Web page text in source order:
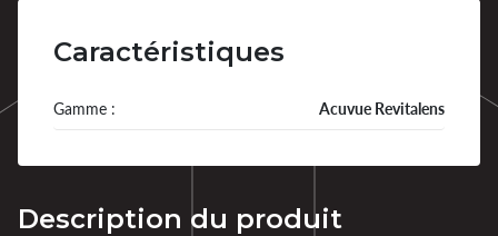
Caractéristiques
Gamme : Acuvue Revitalens
Description du produit